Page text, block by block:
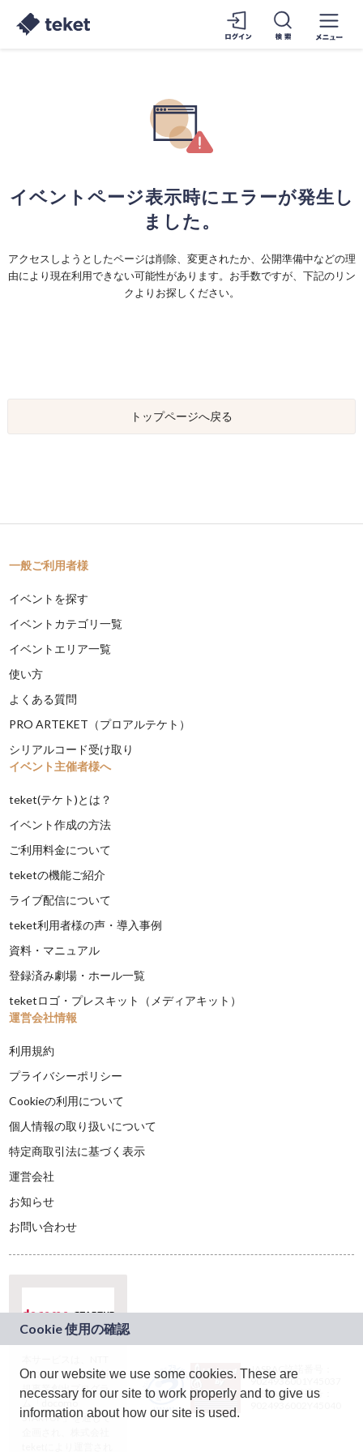
イベントページ表示時にエラーが発生し
ました。
アクセスしようとしたページは削除、変更されたか、公開準備中などの理
由により現在利用できない可能性があります。お手数ですが、下記のリン
クよりお探しください。
トップページへ戻る
一般ご利用者様
イベントを探す
イベントカテゴリ一覧
イベントエリア一覧
使い方
よくある質問
PRO ARTEKET（プロアルテケト）
シリアルコード受け取り
イベント主催者様へ
teket(テケト)とは？
イベント作成の方法
ご利用料金について
teketの機能ご紹介
ライブ配信について
teket利用者様の声・導入事例
資料・マニュアル
登録済み劇場・ホール一覧
teketロゴ・プレスキット（メディアキット）
運営会社情報
利用規約
プライバシーポリシー
Cookieの利用について
個人情報の取り扱いについて
特定商取引法に基づく表示
運営会社
お知らせ
お問い合わせ
ドコモグループの新
規事業創出プログラ
ム「docomo
STARTUP」を通じて
JASRAC許諾番号：
9024936001Y45037
JASRAC許諾番号：
On our website we use some cookies. These are
necessary for our site to work properly and to give us
information about how our site is used.